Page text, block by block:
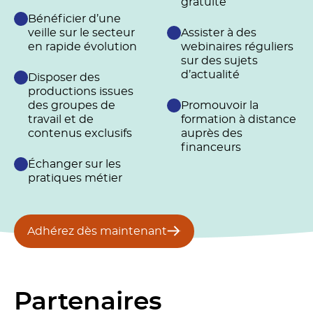
Bénéficier d’une
veille sur le secteur
en rapide évolution
Disposer des
productions issues
des groupes de
travail et de
contenus exclusifs
Échanger sur les
pratiques métier
Assister à des
webinaires réguliers
sur des sujets
d’actualité
Promouvoir la
formation à distance
auprès des
financeurs
Adhérez dès maintenant
Partenaires